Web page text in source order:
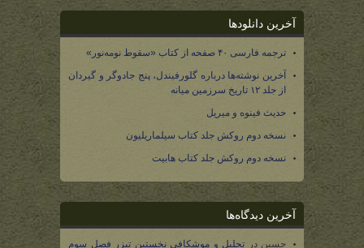
آخرین دانلودها
ترجمه فارسی ۴۰ صفحه از کتاب «سقوط نومه‌نور»
آخرین نوشته‌ها درباره گلورفیندل، پنج جادوگر و گیردان
از جلد ۱۲ تاریخ سرزمین میانه
حدیث فینوه و میریل
نسخه دوم روکش جلد کتاب سیلماریلیون
نسخه دوم روکش جلد کتاب هابیت
آخرین دیدگاه‌ها
حسین در تحلیل و موشکافی نخستین تیزر فصل سوم